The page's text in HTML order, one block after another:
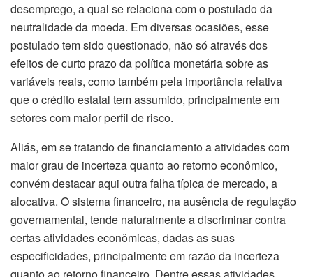
desemprego, a qual se relaciona com o postulado da
neutralidade da moeda. Em diversas ocasiões, esse
postulado tem sido questionado, não só através dos
efeitos de curto prazo da política monetária sobre as
variáveis reais, como também pela importância relativa
que o crédito estatal tem assumido, principalmente em
setores com maior perfil de risco.
Aliás, em se tratando de financiamento a atividades com
maior grau de incerteza quanto ao retorno econômico,
convém destacar aqui outra falha típica de mercado, a
alocativa. O sistema financeiro, na ausência de regulação
governamental, tende naturalmente a discriminar contra
certas atividades econômicas, dadas as suas
especificidades, principalmente em razão da incerteza